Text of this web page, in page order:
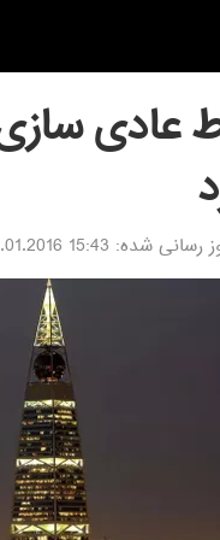
سازی
رسانی شده: 15:43 05.01.2016